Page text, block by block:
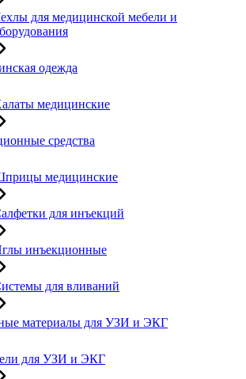
для медицинской мебели и
одежда
медицинские
средства
медицинские
для инъекций
инъекционные
для вливаний
материалы для УЗИ и ЭКГ
для УЗИ и ЭКГ